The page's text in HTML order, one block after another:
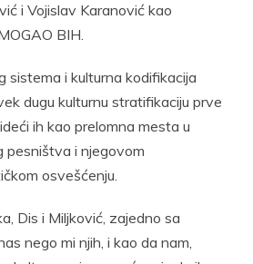
i Vojislav Karanović kao
BIH.
sistema i kulturna kodifikacija
dugu kulturnu stratifikaciju prve
ih kao prelomna mesta u
pesništva i njegovom
osvešćenju.
Dis i Miljković, zajedno sa
nego mi njih, i kao da nam,